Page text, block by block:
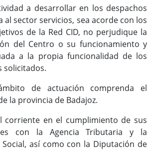
a desarrollar en los despachos
al sector servicios, sea acorde con los
de la Red CID, no perjudique la
del Centro o su funcionamiento y
a la propia funcionalidad de los
solicitados.
de actuación comprenda el
la provincia de Badajoz.
corriente en el cumplimiento de sus
con la Agencia Tributaria y la
Social, así como con la Diputación de